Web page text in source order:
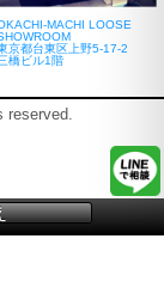
MACHI LOOSE
京都台東区上野5-17-2
橋ビル1階
reserved.